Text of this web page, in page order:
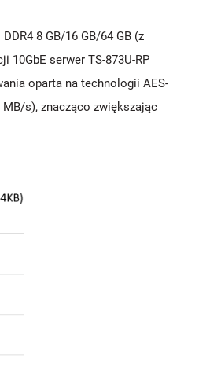
8 GB/16 GB/64 GB (z
serwer TS-873U-RP
oparta na technologii AES-
s), znacząco zwiększając